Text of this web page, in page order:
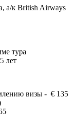
а/к British Airways
тура
лет
визы - € 135